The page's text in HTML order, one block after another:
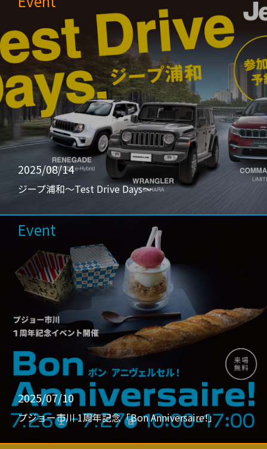
2025/08/14
ジープ浦和〜Test Drive Days〜
Event
2025/07/10
プジョー市川 1周年記念「Bon Anniversaire!」